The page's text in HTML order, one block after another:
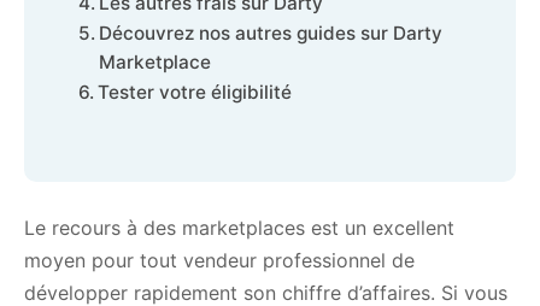
Découvrez nos autres guides sur Darty
Marketplace
Tester votre éligibilité
Le recours à des marketplaces est un excellent
moyen pour tout vendeur professionnel de
développer rapidement son chiffre d’affaires. Si vous